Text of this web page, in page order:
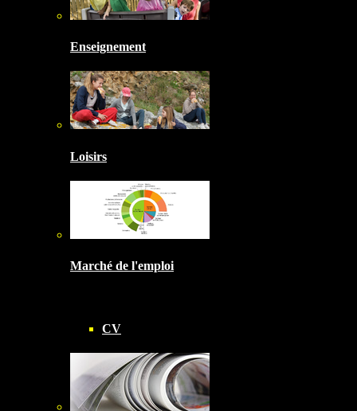
Enseignement
Loisirs
Marché de l'emploi
CV